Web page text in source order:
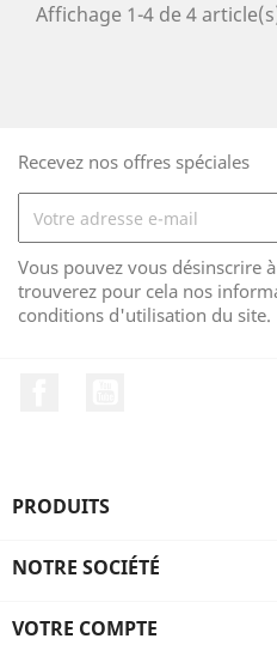
Affichage 1-4 de 4
Recevez nos offres spéciales
Vous pouvez vous désinscrire
trouverez pour cela nos
conditions d'utilisation du site.
PRODUITS
NOTRE SOCIÉTÉ
VOTRE COMPTE